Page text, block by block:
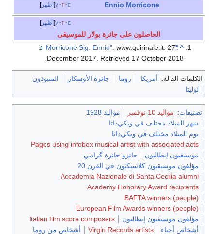
أظهر v t Ennio Morricone
أظهر v t
الحاصلون على جائزة بولار للموسيقى
^
. www.quirinale.it. 27
December 2017. Retrieved 17 October2018
.
الكلمات الدالة: أمريكا روما جائزة الأوسكار
المنبوذون
لوليتا
تصنيفات: مواليد 10 نوفمبر
مواليد 1928
شهر الميلاد مختلف في ويكي‌داتا
يوم الميلاد مختلف في ويكي‌داتا
Pages using infobox musical artist with associated acts
موسيقيون إيطاليون
حائزو جائزة گرامي
مؤلفون موسيقيون كلاسيكيون في القرن 20
Accademia Nazionale di Santa Cecilia alumni
Academy Honorary Award recipients
BAFTA winners (people)
European Film Awards winners (people)
مؤلفون موسيقيون إيطاليون
Italian film score composers
أشخاص أحياء
Virgin Records artists
أشخاص من روما